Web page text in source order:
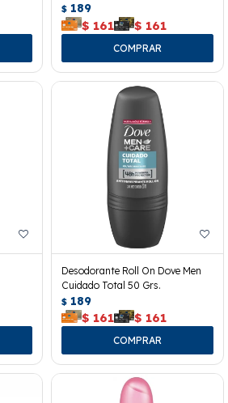
$ 189
$ 161 $ 161
Desodorante Roll On Dove Men
Cuidado Total 50 Grs.
$ 189
$ 161 $ 161